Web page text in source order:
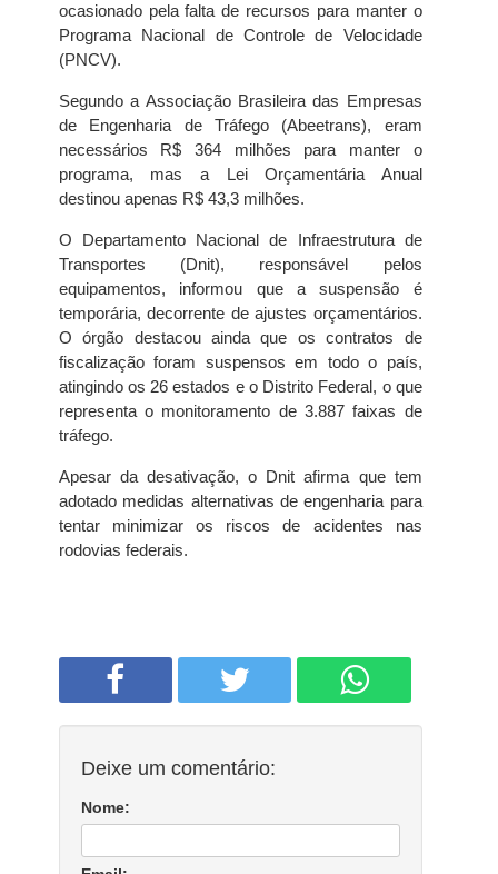
ocasionado pela falta de recursos para manter o
Programa Nacional de Controle de Velocidade
(PNCV).
Segundo a Associação Brasileira das Empresas
de Engenharia de Tráfego (Abeetrans), eram
necessários R$ 364 milhões para manter o
programa, mas a Lei Orçamentária Anual
destinou apenas R$ 43,3 milhões.
O Departamento Nacional de Infraestrutura de
Transportes (Dnit), responsável pelos
equipamentos, informou que a suspensão é
temporária, decorrente de ajustes orçamentários.
O órgão destacou ainda que os contratos de
fiscalização foram suspensos em todo o país,
atingindo os 26 estados e o Distrito Federal, o que
representa o monitoramento de 3.887 faixas de
tráfego.
Apesar da desativação, o Dnit afirma que tem
adotado medidas alternativas de engenharia para
tentar minimizar os riscos de acidentes nas
rodovias federais.
Deixe um comentário:
Nome: